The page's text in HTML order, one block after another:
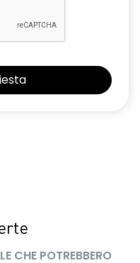
CHE POTREBBERO